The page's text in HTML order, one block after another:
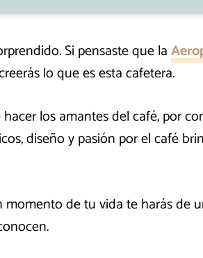
Si pensaste que la
lo que es esta cafetera.
los amantes del café, por
diseño y pasión por el café
momento de tu vida te harás de